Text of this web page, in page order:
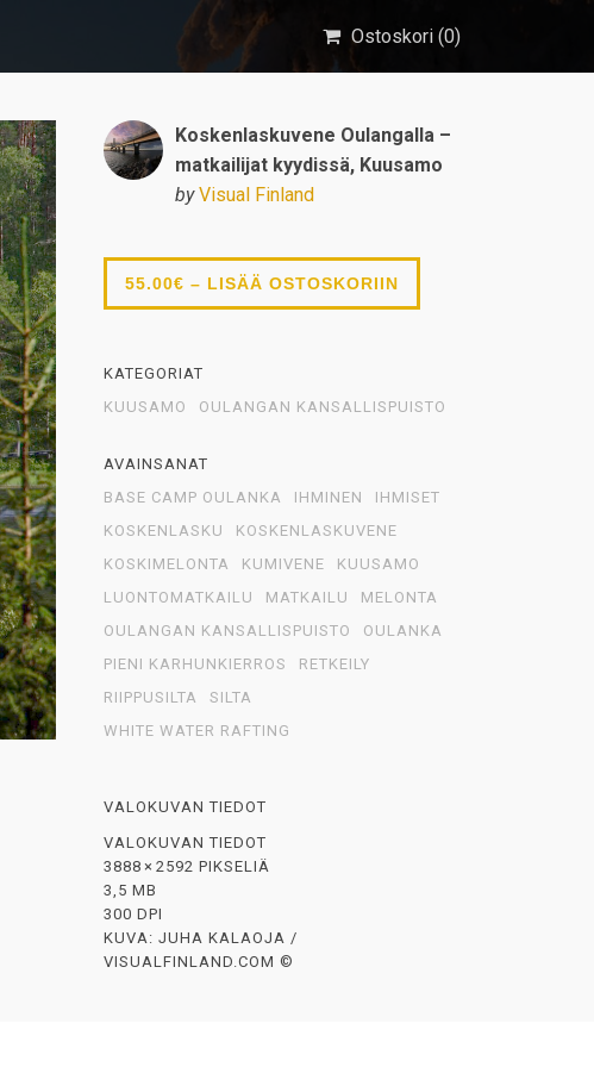
Ostoskori (0)
Koskenlaskuvene Oulangalla –
matkailijat kyydissä, Kuusamo
by Visual Finland
55.00€ – LISÄÄ OSTOSKORIIN
KATEGORIAT
KUUSAMO
OULANGAN KANSALLISPUISTO
AVAINSANAT
BASE CAMP OULANKA
IHMINEN
IHMISET
KOSKENLASKU
KOSKENLASKUVENE
KOSKIMELONTA
KUMIVENE
KUUSAMO
LUONTOMATKAILU
MATKAILU
MELONTA
OULANGAN KANSALLISPUISTO
OULANKA
PIENI KARHUNKIERROS
RETKEILY
RIIPPUSILTA
SILTA
WHITE WATER RAFTING
VALOKUVAN TIEDOT
VALOKUVAN TIEDOT
3888 × 2592 PIKSELIÄ
3,5 MB
300 DPI
KUVA: JUHA KALAOJA /
VISUALFINLAND.COM ©